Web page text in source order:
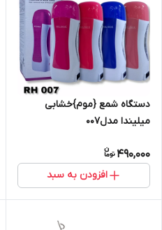
دستگاه شمع {موم}خشابی
میلیندا مدل007
490,000
افزودن به سبد